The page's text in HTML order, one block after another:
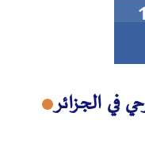
في الجزائر